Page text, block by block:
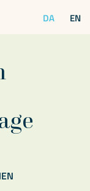
DA EN